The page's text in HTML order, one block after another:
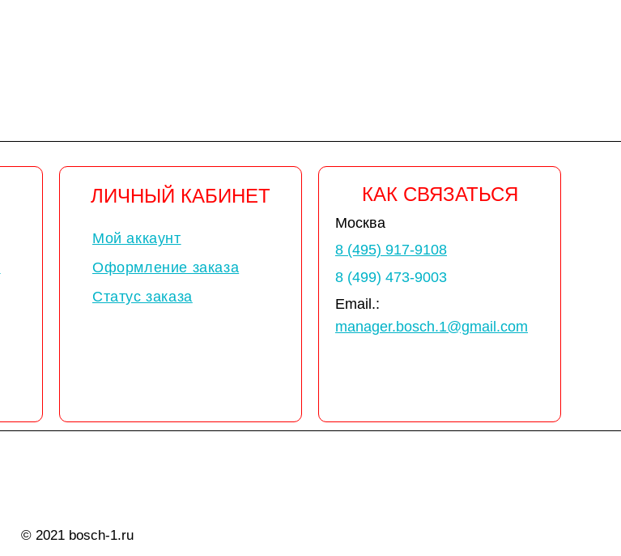
ЛИЧНЫЙ КАБИНЕТ
Мой аккаунт
Оформление заказа
Статус заказа
КАК СВЯЗАТЬСЯ
Москва
8 (495) 917-9108
8 (499) 473-9003
Email.:
manager.bosch.1@gmail.com
© 2021 bosch-1.ru